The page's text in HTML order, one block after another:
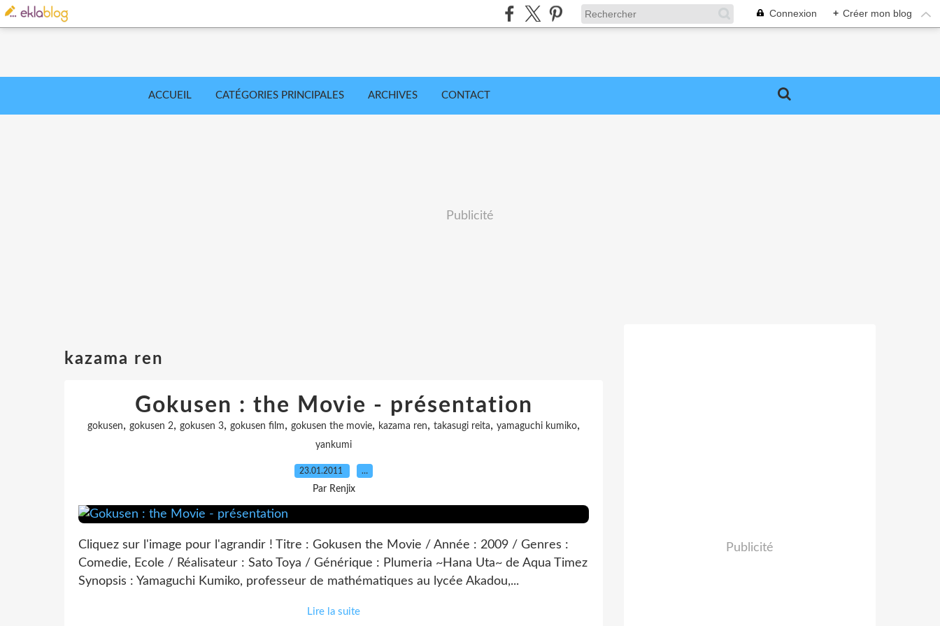
Connexion + Créer mon blog
ACCUEIL CATÉGORIES PRINCIPALES ARCHIVES CONTACT
Publicité
kazama ren
Gokusen : the Movie - présentation
gokusen, gokusen 2, gokusen 3, gokusen film, gokusen the movie, kazama ren, takasugi reita, yamaguchi kumiko,
yankumi
23.01.2011 …
Par Renjix
Cliquez sur l'image pour l'agrandir ! Titre : Gokusen the Movie / Année : 2009 / Genres :
Comedie, Ecole / Réalisateur : Sato Toya / Générique : Plumeria ~Hana Uta~ de Aqua Timez
Synopsis : Yamaguchi Kumiko, professeur de mathématiques au lycée Akadou,...
Lire la suite
Publicité